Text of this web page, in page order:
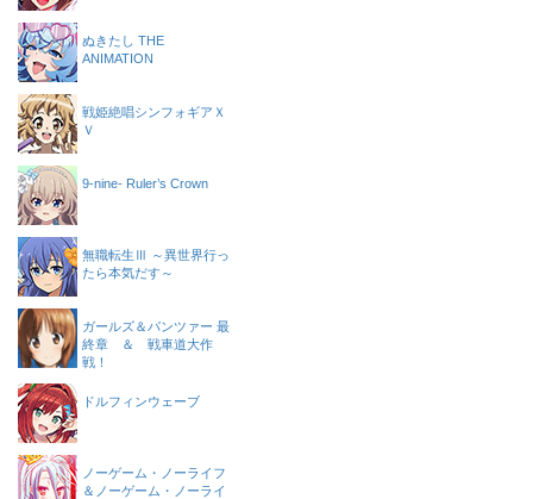
ぬきたし THE
ANIMATION
戦姫絶唱シンフォギアＸ
Ｖ
9-nine- Ruler’s Crown
無職転生Ⅲ ～異世界行っ
たら本気だす～
ガールズ＆パンツァー 最
終章 ＆ 戦車道大作
戦！
ドルフィンウェーブ
ノーゲーム・ノーライフ
＆ノーゲーム・ノーライ